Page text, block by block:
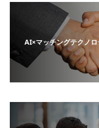
AI×マッチングテクノ